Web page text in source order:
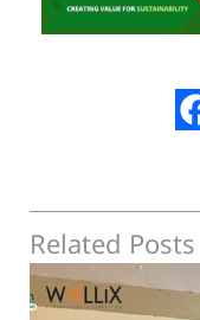
Related Posts